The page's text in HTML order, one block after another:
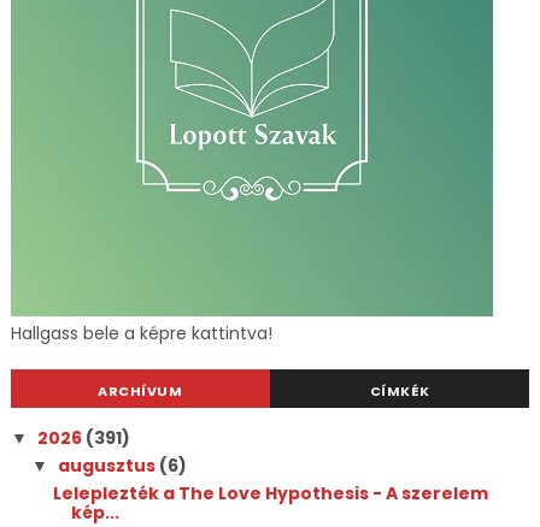
Hallgass bele a képre kattintva!
ARCHÍVUM CÍMKÉK
▼ 2026 (391)
▼ augusztus (6)
Leleplezték a The Love Hypothesis - A szerelem
kép...